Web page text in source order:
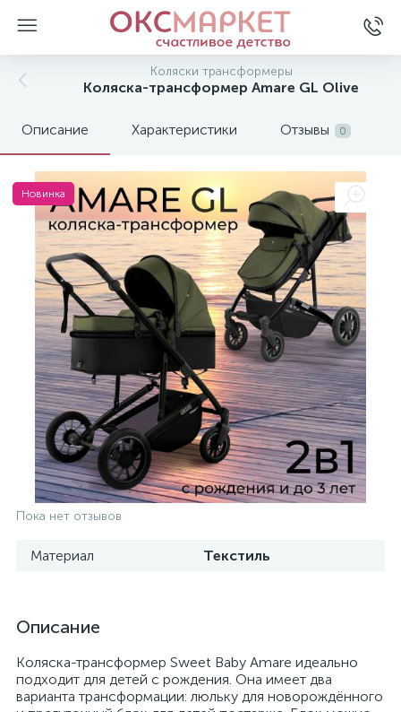
Коляски трансформеры
Коляска-трансформер Amare GL Olive
Описание Характеристики Отзывы 0
Новинка
Пока нет отзывов
Материал Текстиль
Описание
Коляска-трансформер Sweet Baby Amare идеально
подходит для детей с рождения. Она имеет два
варианта трансформации: люльку для новорождённого